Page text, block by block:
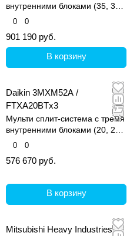
внутренними блоками (35, 35
и 35 кв.м)
0 0
901 190 руб.
В корзину
Daikin 3MXM52A /
FTXA20BTx3
Мульти сплит-система с тремя
внутренними блоками (20, 20
и 20 кв.м)
0 0
576 670 руб.
В корзину
Mitsubishi Heavy Industries